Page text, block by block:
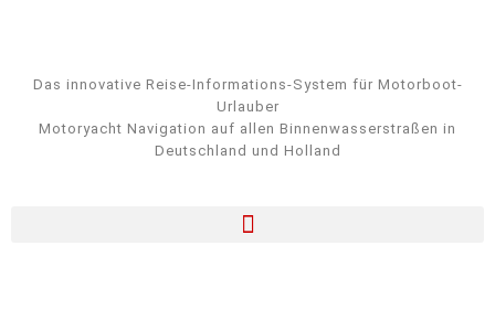
Das innovative Reise-Informations-System für Motorboot-
Urlauber
Motoryacht Navigation auf allen Binnenwasserstraßen in
Deutschland und Holland